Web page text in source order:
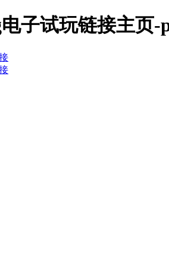
子试玩链接主页